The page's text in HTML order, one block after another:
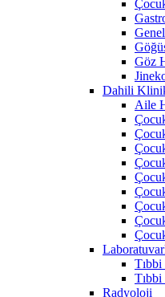
Göz
Dahili
Aile
Radyoloji